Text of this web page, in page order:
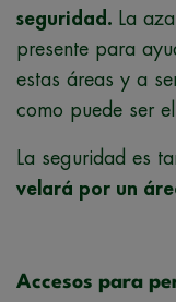
seguridad. La
presente para
estas áreas y a
como puede ser
La seguridad es
velará por un
Accesos para